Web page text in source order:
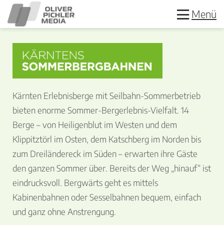
Menü
Kärnten Erlebnisberge mit Seilbahn-Sommerbetrieb
bieten enorme Sommer-Bergerlebnis-Vielfalt. 14
Berge – von Heiligenblut im Westen und dem
Klippitztörl im Osten, dem Katschberg im Norden bis
zum Dreiländereck im Süden – erwarten ihre Gäste
den ganzen Sommer über. Bereits der Weg „hinauf“ ist
eindrucksvoll. Bergwärts geht es mittels
Kabinenbahnen oder Sesselbahnen bequem, einfach
und ganz ohne Anstrengung.